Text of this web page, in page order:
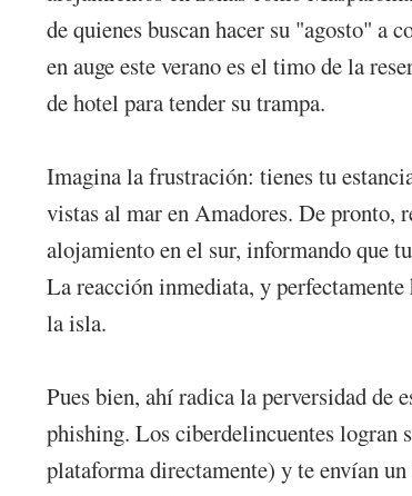
de quienes buscan hacer su "agosto" a
en auge este verano es el timo de la
de hotel para tender su trampa.
Imagina la frustración: tienes tu
vistas al mar en Amadores. De pronto,
alojamiento en el sur, informando que
La reacción inmediata, y
la isla.
Pues bien, ahí radica la perversidad de
phishing. Los ciberdelincuentes logran
plataforma directamente) y te envían